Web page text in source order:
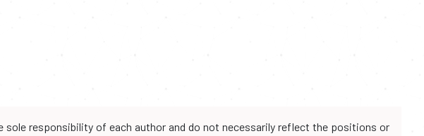
responsibility of each author and do not necessarily reflect the positions or